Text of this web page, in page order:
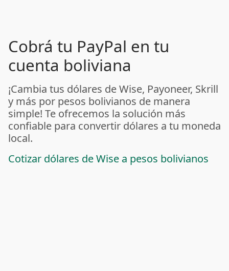
Cobrá tu PayPal en tu
cuenta boliviana
¡Cambia tus dólares de Wise, Payoneer, Skrill
y más por pesos bolivianos de manera
simple! Te ofrecemos la solución más
confiable para convertir dólares a tu moneda
local.
Cotizar dólares de Wise a pesos bolivianos